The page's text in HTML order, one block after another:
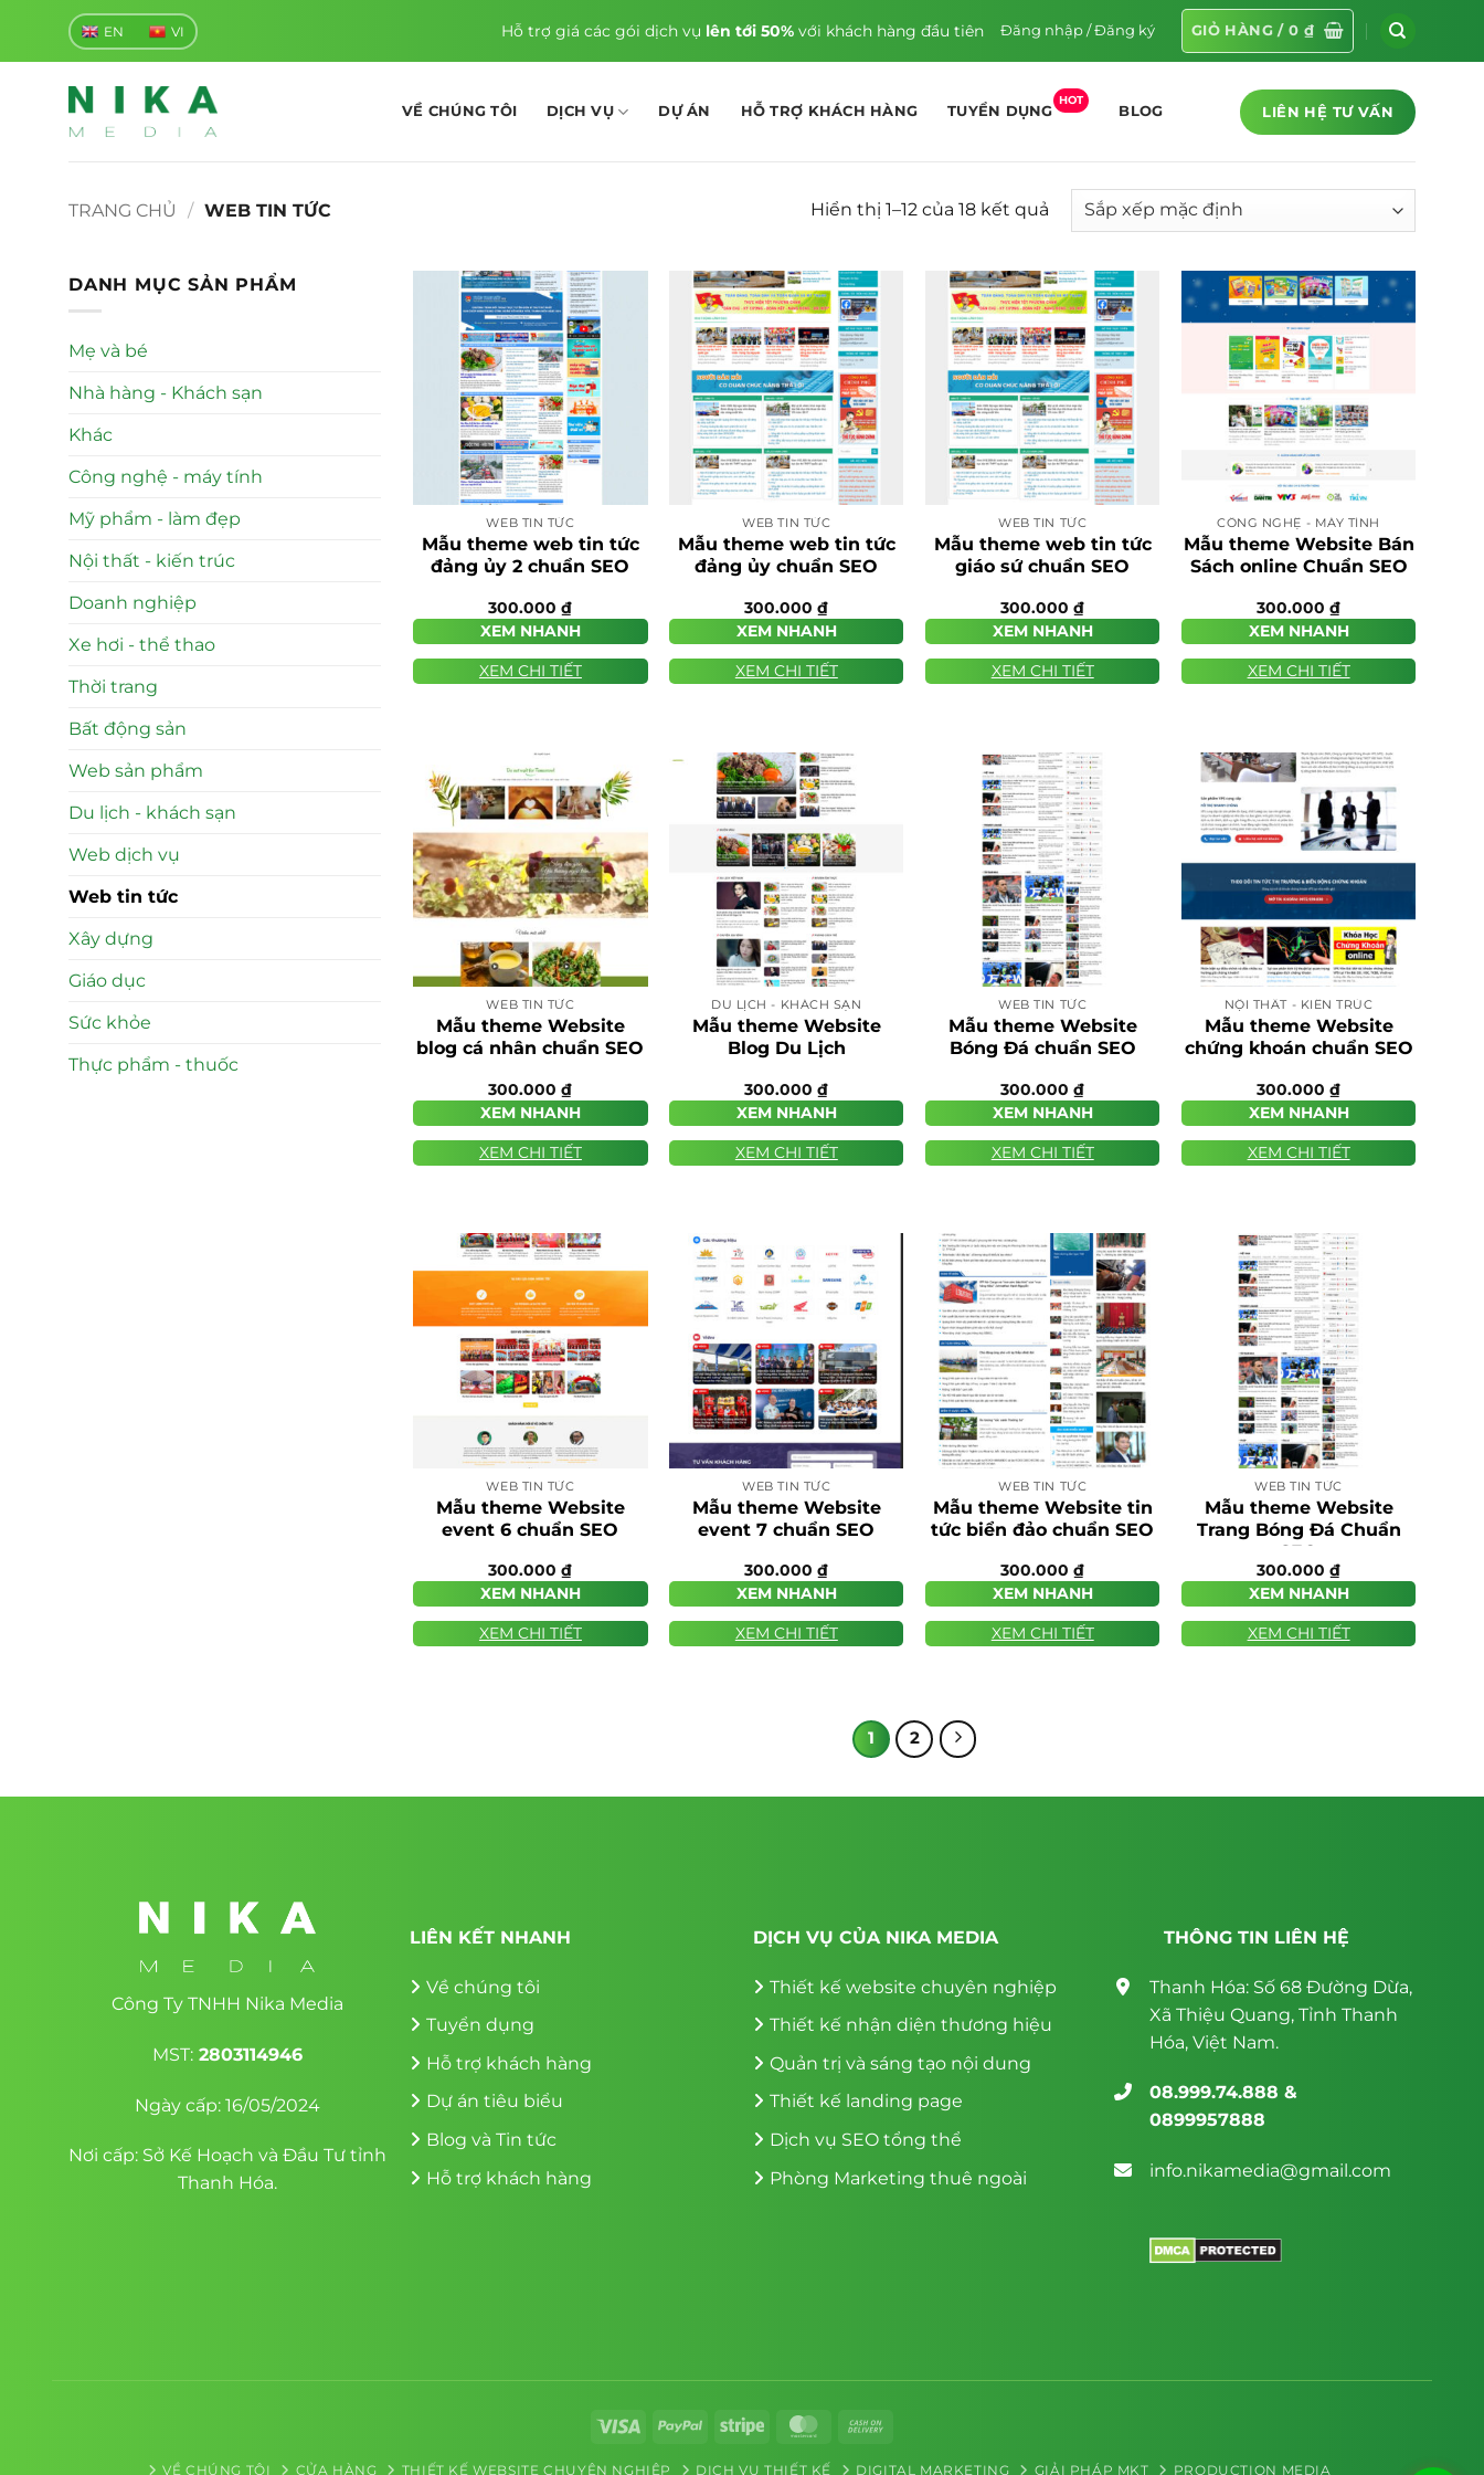
nội
EN VI Hỗ trợ giá các gói dịch vụ lên tới 50%với khách hàng đầu tiên Đăng nhập / Đăng ký GIỎ HÀNG /0 ₫
VỀ CHÚNG TÔI DỊCH VỤ DỰ ÁN HỖ TRỢ KHÁCH HÀNG TUYỂN DỤNG
HOT
BLOG LIÊN HỆ TƯ VẤN
TRANG CHỦ / WEB TIN TỨC Hiển thị 1–12 của 18 kết quả
DANH MỤC SẢN PHẨM
Mẹ và bé
Nhà hàng - Khách sạn
Khác
Công nghệ - máy tính
Mỹ phẩm - làm đẹp
Nội thất - kiến trúc
Doanh nghiệp
Xe hơi - thể thao
Thời trang
Bất động sản
Web sản phẩm
Du lịch - khách sạn
Web dịch vụ
Web tin tức
Xây dựng
Giáo dục
Sức khỏe
Thực phẩm - thuốc
WEB TIN TỨC
Mẫu theme web tin tức
đảng ủy 2 chuẩn SEO
300.000₫
XEM NHANH
XEM CHI TIẾT
WEB TIN TỨC
Mẫu theme web tin tức
đảng ủy chuẩn SEO
300.000₫
XEM NHANH
XEM CHI TIẾT
WEB TIN TỨC
Mẫu theme web tin tức
giáo sứ chuẩn SEO
300.000₫
XEM NHANH
XEM CHI TIẾT
CÔNG NGHỆ - MÁY TÍNH
Mẫu theme Website Bán
Sách online Chuẩn SEO
300.000₫
XEM NHANH
XEM CHI TIẾT
WEB TIN TỨC
Mẫu theme Website
blog cá nhân chuẩn SEO
300.000₫
XEM NHANH
XEM CHI TIẾT
DU LỊCH - KHÁCH SẠN
Mẫu theme Website
Blog Du Lịch
300.000₫
XEM NHANH
XEM CHI TIẾT
WEB TIN TỨC
Mẫu theme Website
Bóng Đá chuẩn SEO
300.000₫
XEM NHANH
XEM CHI TIẾT
NỘI THẤT - KIẾN TRÚC
Mẫu theme Website
chứng khoán chuẩn SEO
300.000₫
XEM NHANH
XEM CHI TIẾT
WEB TIN TỨC
Mẫu theme Website
event 6 chuẩn SEO
300.000₫
XEM NHANH
XEM CHI TIẾT
WEB TIN TỨC
Mẫu theme Website
event 7 chuẩn SEO
300.000₫
XEM NHANH
XEM CHI TIẾT
WEB TIN TỨC
Mẫu theme Website tin
tức biển đảo chuẩn SEO
300.000₫
XEM NHANH
XEM CHI TIẾT
WEB TIN TỨC
Mẫu theme Website
Trang Bóng Đá Chuẩn
SEO
300.000₫
XEM NHANH
XEM CHI TIẾT
1 2
Công Ty TNHH Nika Media
MST: 2803114946
Ngày cấp: 16/05/2024
Nơi cấp: Sở Kế Hoạch và Đầu Tư tỉnh
Thanh Hóa.
LIÊN KẾT NHANH
Về chúng tôi
Tuyển dụng
Hỗ trợ khách hàng
Dự án tiêu biểu
Blog và Tin tức
Hỗ trợ khách hàng
DỊCH VỤ CỦA NIKA MEDIA
Thiết kế website chuyên nghiệp
Thiết kế nhận diện thương hiệu
Quản trị và sáng tạo nội dung
Thiết kế landing page
Dịch vụ SEO tổng thể
Phòng Marketing thuê ngoài
THÔNG TIN LIÊN HỆ
Thanh Hóa: Số 68 Đường Dừa,
Xã Thiệu Quang, Tỉnh Thanh
Hóa, Việt Nam.
08.999.74.888 &
0899957888
info.nikamedia@gmail.com
Visa PayPal Stripe MasterCard
VỀ CHÚNG TÔI CỬA HÀNG THIẾT KẾ WEBSITE CHUYÊN NGHIỆP DỊCH VỤ THIẾT KẾ DIGITAL MARKETING GIẢI PHÁP MKT PRODUCTION MEDIA